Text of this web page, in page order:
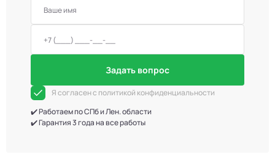
Задать вопрос
Я согласен с политикой конфиденциальности
✔️ Работаем по СПб и Лен. области
✔️ Гарантия 3 года на все работы